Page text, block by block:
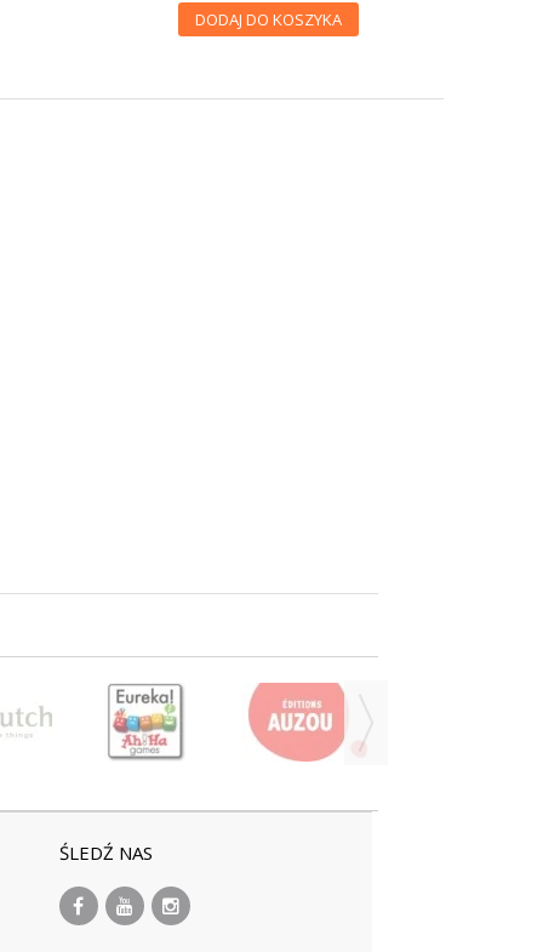
DODAJ DO KOSZYKA
ŚLEDŹ NAS